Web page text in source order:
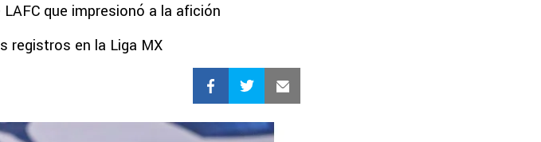
que impresionó a la afición
registros en la Liga MX